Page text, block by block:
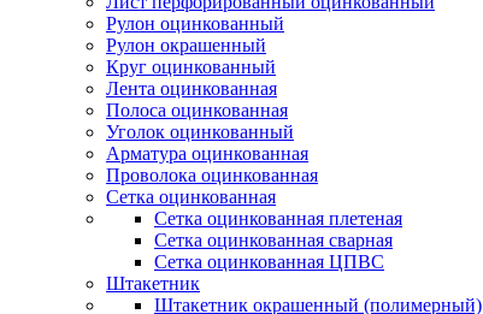
Рулон оцинкованный
Рулон окрашенный
Круг оцинкованный
Лента оцинкованная
Полоса оцинкованная
Уголок оцинкованный
Арматура оцинкованная
Проволока оцинкованная
Сетка оцинкованная
Сетка оцинкованная плетеная
Сетка оцинкованная сварная
Сетка оцинкованная ЦПВС
Штакетник
Штакетник окрашенный (полимерный)